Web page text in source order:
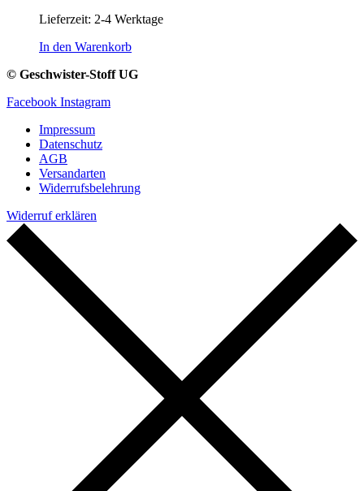
Lieferzeit: 2-4 Werktage
In den Warenkorb
© Geschwister-Stoff UG
Facebook Instagram
Impressum
Datenschutz
AGB
Versandarten
Widerrufsbelehrung
Widerruf erklären